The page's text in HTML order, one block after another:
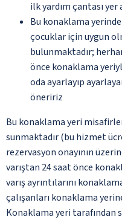
ilk yardım çantası
Bu konaklama
çocuklar için uygun
bulunmaktadır;
önce konaklama
oda ayarlayıp
öneririz
Bu konaklama yeri
sunmaktadır (bu hizmet
rezervasyon onayının
varıştan 24 saat önce
varış ayrıntılarını
çalışanları konaklama
Konaklama yeri